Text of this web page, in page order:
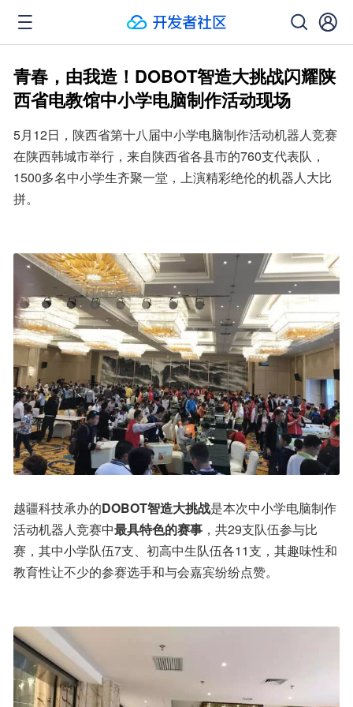
青春，由我造！DOBOT智造大挑战闪耀陕
西省电教馆中小学电脑制作活动现场
5月12日，陕西省第十八届中小学电脑制作活动机器人竞赛
在陕西韩城市举行，来自陕西省各县市的760支代表队，
1500多名中小学生齐聚一堂，上演精彩绝伦的机器人大比
拼。
越疆科技承办的DOBOT智造大挑战是本次中小学电脑制作
活动机器人竞赛中最具特色的赛事 ，共29支队伍参与比
赛，其中小学队伍7支、初高中生队伍各11支，其趣味性和
教育性让不少的参赛选手和与会嘉宾纷纷点赞。